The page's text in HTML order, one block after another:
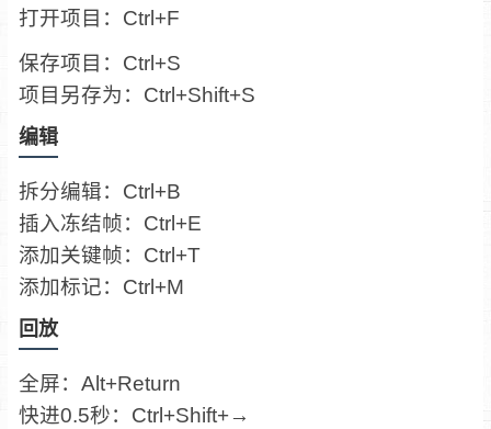
打开项目：Ctrl+F
保存项目：Ctrl+S
项目另存为：Ctrl+Shift+S
编辑
拆分编辑：Ctrl+B
插入冻结帧：Ctrl+E
添加关键帧：Ctrl+T
添加标记：Ctrl+M
回放
全屏：Alt+Return
快进0.5秒：Ctrl+Shift+→